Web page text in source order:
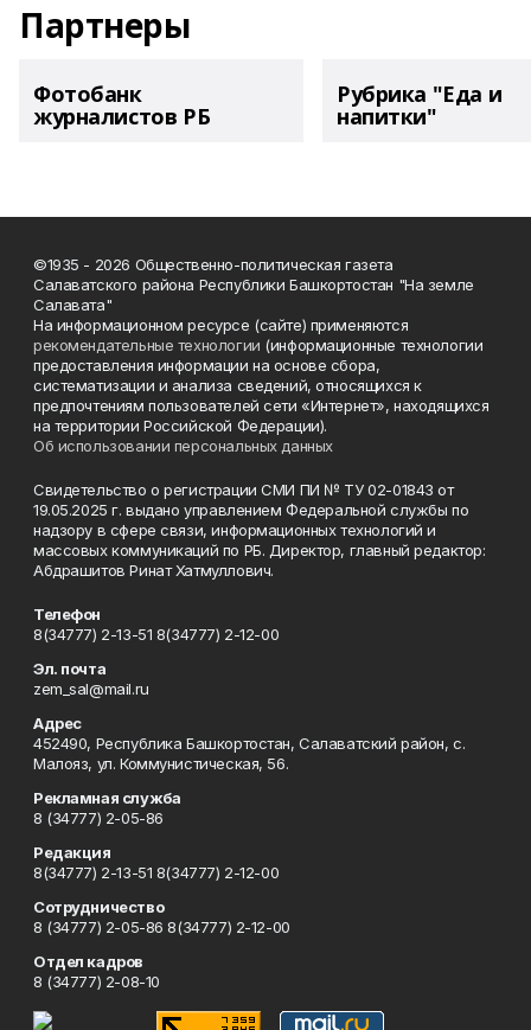
Партнеры
Фотобанк
журналистов РБ
Рубрика "Еда и
напитки"
©1935 - 2026 Общественно-политическая газета
Салаватского района Республики Башкортостан "На земле
Салавата"
На информационном ресурсе (сайте) применяются
рекомендательные технологии (информационные технологии
предоставления информации на основе сбора,
систематизации и анализа сведений, относящихся к
предпочтениям пользователей сети «Интернет», находящихся
на территории Российской Федерации).
Об использовании персональных данных
Свидетельство о регистрации СМИ ПИ № ТУ 02-01843 от
19.05.2025 г. выдано управлением Федеральной службы по
надзору в сфере связи, информационных технологий и
массовых коммуникаций по РБ. Директор, главный редактор:
Абдрашитов Ринат Хатмуллович.
Телефон
8(34777) 2-13-51 8(34777) 2-12-00
Эл. почта
zem_sal@mail.ru
Адрес
452490, Республика Башкортостан, Салаватский район, с.
Малояз, ул. Коммунистическая, 56.
Рекламная служба
8 (34777) 2-05-86
Редакция
8(34777) 2-13-51 8(34777) 2-12-00
Сотрудничество
8 (34777) 2-05-86 8(34777) 2-12-00
Отдел кадров
8 (34777) 2-08-10